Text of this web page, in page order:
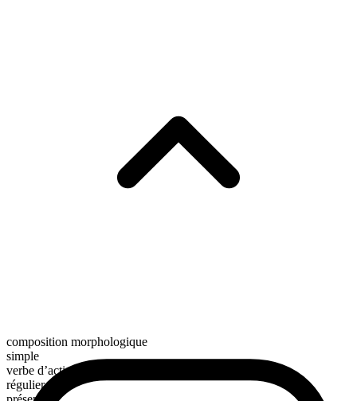
composition morphologique
simple
verbe d’action
régulier